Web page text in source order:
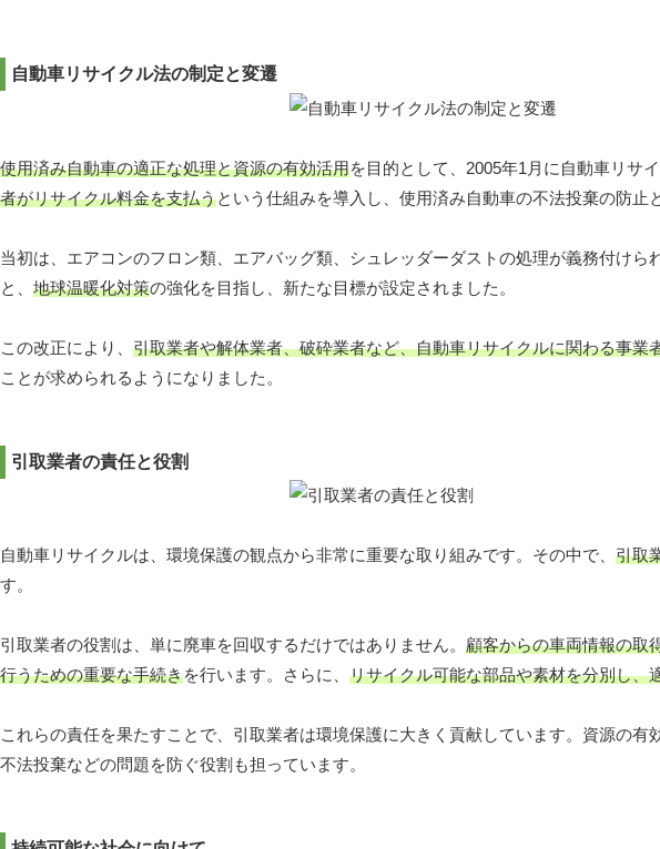
自動車リサイクル法の制定と変遷
使用済み自動車の適正な処理と資源の有効活用を目的として、2005年1月に自動車リサ
者がリサイクル料金を支払うという仕組みを導入し、使用済み自動車の不法投棄の防止
当初は、エアコンのフロン類、エアバッグ類、シュレッダーダストの処理が義務付けら
と、 地球温暖化対策の強化を目指し、新たな目標が設定されました。
この改正により、 引取業者や解体業者、破砕業者など、自動車リサイクルに関わる事業
ことが求められるようになりました。
引取業者の責任と役割
自動車リサイクルは、環境保護の観点から非常に重要な取り組みです。その中で、 引取
す。
引取業者の役割は、単に廃車を回収するだけではありません。 顧客からの車両情報の取
行うための重要な手続きを行います。さらに、 リサイクル可能な部品や素材を分別し、
これらの責任を果たすことで、引取業者は環境保護に大きく貢献しています。資源の有
不法投棄などの問題を防ぐ役割も担っています。